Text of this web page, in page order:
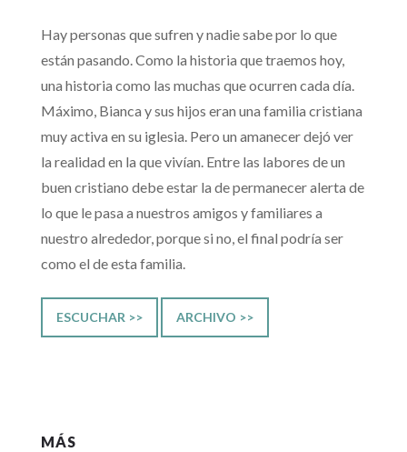
Hay personas que sufren y nadie sabe por lo que
están pasando. Como la historia que traemos hoy,
una historia como las muchas que ocurren cada día.
Máximo, Bianca y sus hijos eran una familia cristiana
muy activa en su iglesia. Pero un amanecer dejó ver
la realidad en la que vivían. Entre las labores de un
buen cristiano debe estar la de permanecer alerta de
lo que le pasa a nuestros amigos y familiares a
nuestro alrededor, porque si no, el final podría ser
como el de esta familia.
ESCUCHAR >> ARCHIVO >>
MÁS